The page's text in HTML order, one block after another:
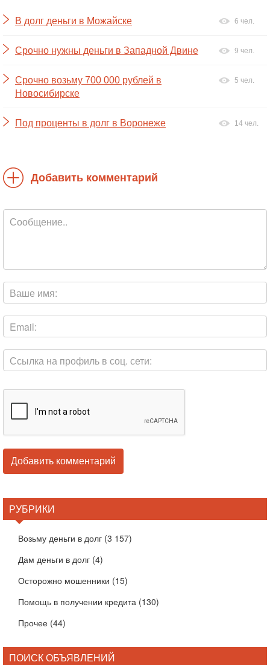
В долг деньги в Можайске 6 чел.
Срочно нужны деньги в Западной Двине 9 чел.
Срочно возьму 700 000 рублей в
Новосибирске
5 чел.
Под проценты в долг в Воронеже 14 чел.
Добавить комментарий
РУБРИКИ
Возьму деньги в долг (3 157)
Дам деньги в долг (4)
Осторожно мошенники (15)
Помощь в получении кредита (130)
Прочее (44)
ПОИСК ОБЪЯВЛЕНИЙ